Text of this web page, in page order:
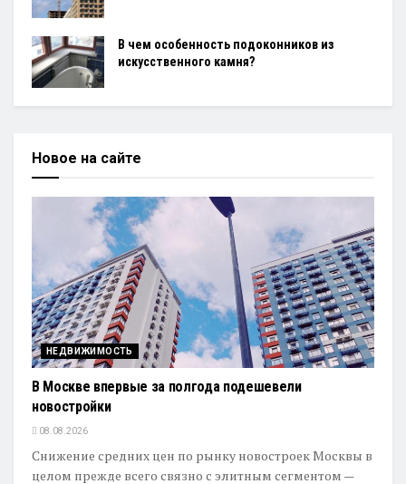
В чем особенность подоконников из
искусственного камня?
Новое на сайте
НЕДВИЖИМОСТЬ
В Москве впервые за полгода подешевели
новостройки
08.08.2026
Снижение средних цен по рынку новостроек Москвы в
целом прежде всего связно с элитным сегментом —